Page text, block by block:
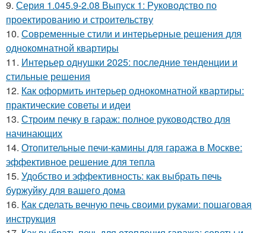
9. Серия 1.045.9-2.08 Выпуск 1: Руководство по
проектированию и строительству
10. Современные стили и интерьерные решения для
однокомнатной квартиры
11. Интерьер однушки 2025: последние тенденции и
стильные решения
12. Как оформить интерьер однокомнатной квартиры:
практические советы и идеи
13. Строим печку в гараж: полное руководство для
начинающих
14. Отопительные печи-камины для гаража в Москве:
эффективное решение для тепла
15. Удобство и эффективность: как выбрать печь
буржуйку для вашего дома
16. Как сделать вечную печь своими руками: пошаговая
инструкция